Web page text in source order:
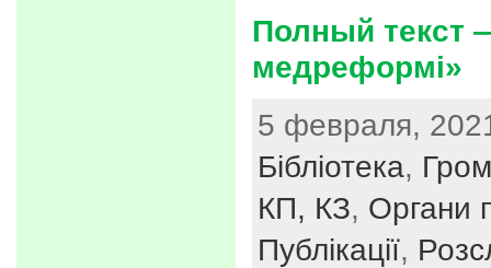
Полный текст
медреформі»
5 февраля,
Бібліотека,
КП, КЗ, Органи
Публікації,